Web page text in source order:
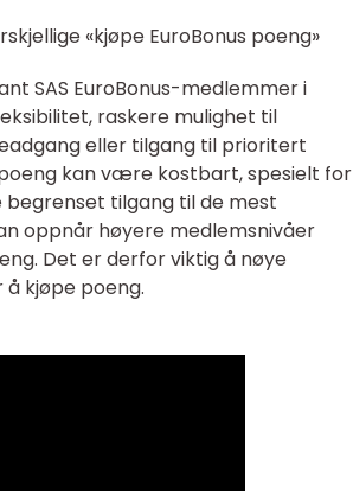
«kjøpe EuroBonus poeng»
SAS EuroBonus-medlemmer i
raskere mulighet til
eller tilgang til prioritert
kan være kostbart, spesielt for
tilgang til de mest
oppnår høyere medlemsnivåer
Det er derfor viktig å nøye
kjøpe poeng.